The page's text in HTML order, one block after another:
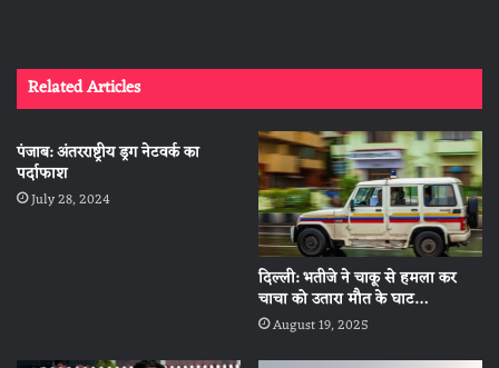
Related Articles
पंजाब: अंतरराष्ट्रीय ड्रग नेटवर्क का
पर्दाफाश
July 28, 2024
दिल्ली: भतीजे ने चाकू से हमला कर
चाचा को उतारा मौत के घाट…
August 19, 2025